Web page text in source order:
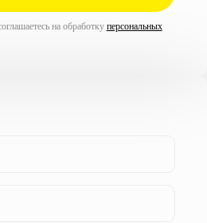
на обработку персональных